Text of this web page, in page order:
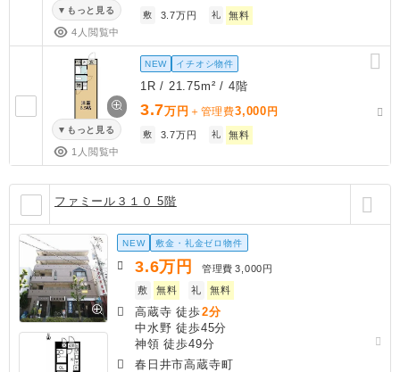
もっと見る
4人閲覧中
敷 3.7万円 礼 無料
もっと見る
1人閲覧中
NEW イチオシ物件
1R / 21.75m² / 4階
3.7万円 ＋管理費3,000 円
敷 3.7万円 礼 無料
ファミール３１０ 5階
NEW 敷金・礼金ゼロ物件
3.6万円 管理費 3,000円
敷
無料 礼 無料
高蔵寺 徒歩2分
中水野 徒歩45分
神領 徒歩49分
春日井市高蔵寺町